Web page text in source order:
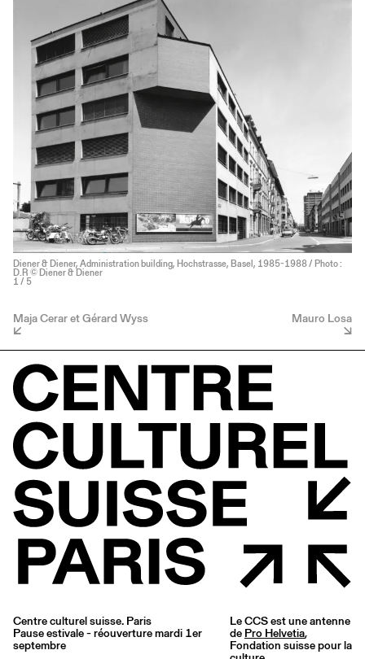
Diener & Diener, Administration building, Hochstrasse, Basel, 1985-1988 / Photo :
D.R © Diener & Diener
1 / 5
Maja Cerar et Gérard Wyss Mauro Losa
Centre culturel suisse. Paris
Pause estivale - réouverture mardi 1er
septembre
Le CCS est une antenne
de Pro Helvetia,
Fondation suisse pour la